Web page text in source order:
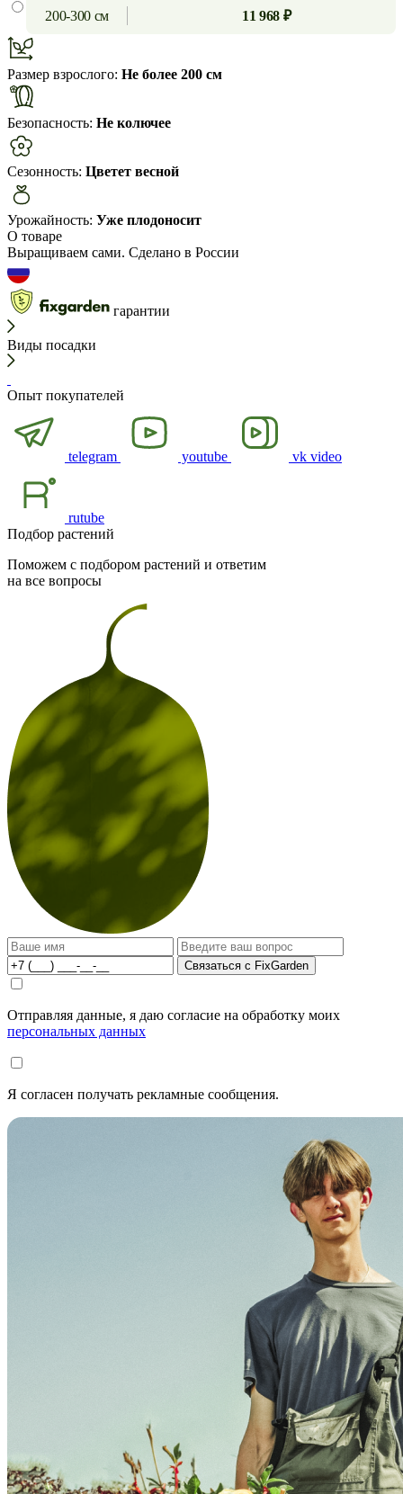
200-300 см 11 968 ₽
Размер взрослого: Не более 200 см
Безопасность: Не колючее
Сезонность: Цветет весной
Урожайность: Уже плодоносит
О товаре
Выращиваем сами. Сделано в России
гарантии
Виды посадки
Опыт покупателей
telegram youtube vk video
rutube
Подбор растений
Поможем с подбором растений и ответим
на все вопросы
Связаться с FixGarden
Отправляя данные, я даю согласие на обработку моих
персональных данных
Я согласен получать рекламные сообщения.